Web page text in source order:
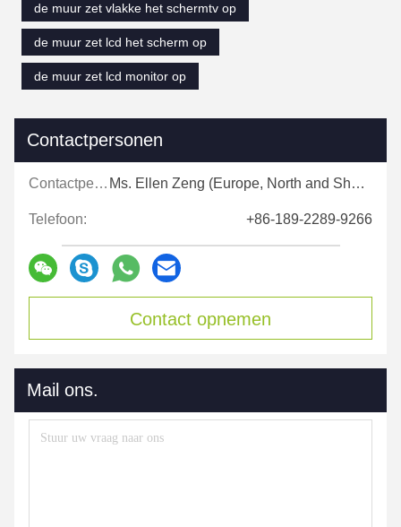
de muur zet vlakke het schermtv op
de muur zet lcd het scherm op
de muur zet lcd monitor op
Contactpersonen
Contactpersonen: Ms. Ellen Zeng (Europe, North and Shouth America)
Telefoon: +86-189-2289-9266
Contact opnemen
Mail ons.